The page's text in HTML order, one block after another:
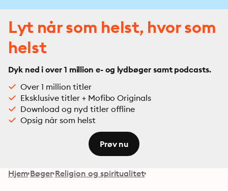
Lyt når som helst, hvor som
helst
Dyk ned i over 1 million e- og lydbøger samt podcasts.
Over 1 million titler
Eksklusive titler + Mofibo Originals
Download og nyd titler offline
Opsig når som helst
Prøv nu
Hjem Bøger Religion og spiritualitet